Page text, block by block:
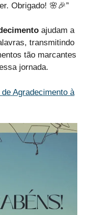
Obrigado! 🌸🎉”
ajudam a
transmitindo
tão marcantes
jornada.
Agradecimento à